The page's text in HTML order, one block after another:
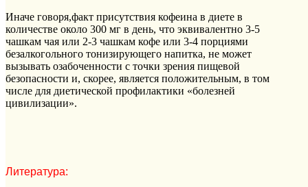
Иначе говоря,факт присутствия кофеина в диете в
количестве около 300 мг в день, что эквивалентно 3-5
чашкам чая или 2-3 чашкам кофе или 3-4 порциями
безалкогольного тонизирующего напитка, не может
вызывать озабоченности с точки зрения пищевой
безопасности и, скорее, является положительным, в том
числе для диетической профилактики «болезней
цивилизации».
Литература: